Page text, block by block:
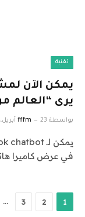
تقنية
يرى “العالم
بواسطة fffm 23 أبريل، 2025
في عرض كاميرا
1
2
3
…